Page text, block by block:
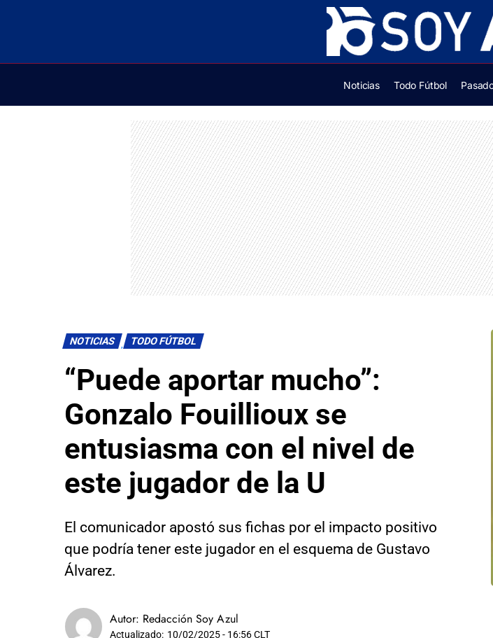
Noticias Todo Fútbol
NOTICIAS TODO FÚTBOL
“Puede aportar mucho”:
Gonzalo Fouillioux se
entusiasma con el nivel de
este jugador de la U
El comunicador apostó sus fichas por el impacto positivo
que podría tener este jugador en el esquema de Gustavo
Álvarez.
Autor: Redacción Soy Azul
Actualizado: 10/02/2025 - 16:56 CLT